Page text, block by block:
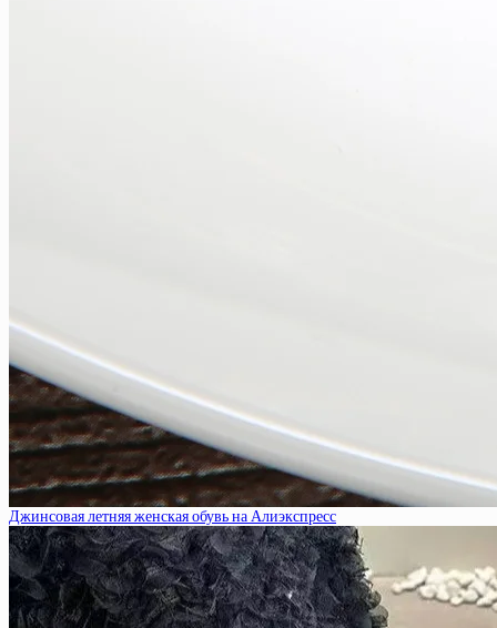
Джинсовая летняя женская обувь на Алиэкспресс